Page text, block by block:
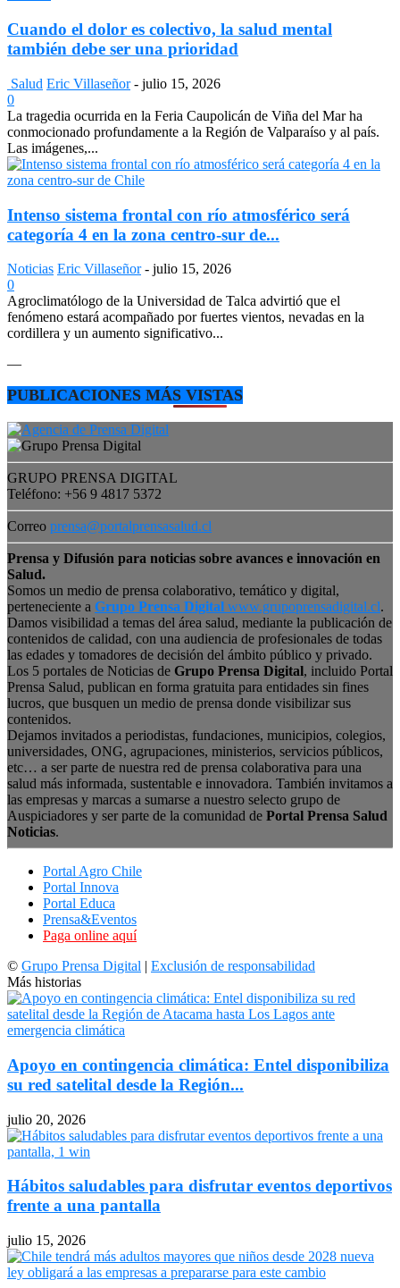
Cuando el dolor es colectivo, la salud mental
también debe ser una prioridad
Salud Eric Villaseñor - julio 15, 2026
0
La tragedia ocurrida en la Feria Caupolicán de Viña del Mar ha
conmocionado profundamente a la Región de Valparaíso y al país.
Las imágenes,...
Intenso sistema frontal con río atmosférico será
categoría 4 en la zona centro-sur de...
Noticias Eric Villaseñor - julio 15, 2026
0
Agroclimatólogo de la Universidad de Talca advirtió que el
fenómeno estará acompañado por fuertes vientos, nevadas en la
cordillera y un aumento significativo...
—
PUBLICACIONES MÁS VISTAS
GRUPO PRENSA DIGITAL
Teléfono: +56 9 4817 5372
Correo prensa@portalprensasalud.cl
Prensa y Difusión para noticias sobre avances e innovación en
Salud.
Somos un medio de prensa colaborativo, temático y digital,
perteneciente a Grupo Prensa Digital www.grupoprensadigital.cl.
Damos visibilidad a temas del área salud, mediante la publicación de
contenidos de calidad, con una audiencia de profesionales de todas
las edades y tomadores de decisión del ámbito público y privado.
Los 5 portales de Noticias de Grupo Prensa Digital, incluido Portal
Prensa Salud, publican en forma gratuita para entidades sin fines
lucros, que busquen un medio de prensa donde visibilizar sus
contenidos.
Dejamos invitados a periodistas, fundaciones, municipios, colegios,
universidades, ONG, agrupaciones, ministerios, servicios públicos,
etc… a ser parte de nuestra red de prensa colaborativa para una
salud más informada, sustentable e innovadora. También invitamos a
las empresas y marcas a sumarse a nuestro selecto grupo de
Auspiciadores y ser parte de la comunidad de Portal Prensa Salud
Noticias.
Portal Agro Chile
Portal Innova
Portal Educa
Prensa&Eventos
Paga online aquí
© Grupo Prensa Digital | Exclusión de responsabilidad
Más historias
Apoyo en contingencia climática: Entel disponibiliza
su red satelital desde la Región...
julio 20, 2026
Hábitos saludables para disfrutar eventos deportivos
frente a una pantalla
julio 15, 2026